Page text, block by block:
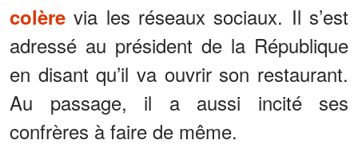
colère via les réseaux sociaux. Il s’est
adressé au président de la République
en disant qu’il va ouvrir son restaurant.
Au passage, il a aussi incité ses
confrères à faire de même.